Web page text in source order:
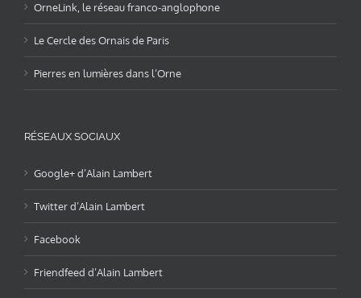
OrneLink, le réseau franco-anglophone
Le Cercle des Ornais de Paris
Pierres en lumières dans l’Orne
RÉSEAUX SOCIAUX
Google+ d’Alain Lambert
Twitter d’Alain Lambert
Facebook
Friendfeed d’Alain Lambert